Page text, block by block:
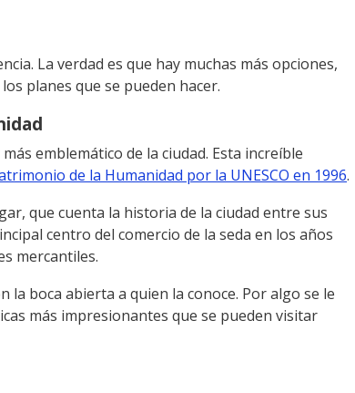
La verdad es que hay muchas más opciones,
planes que se pueden hacer.
emblemático de la ciudad. Esta increíble
de la Humanidad por la UNESCO en 1996.
que cuenta la historia de la ciudad entre sus
centro del comercio de la seda en los años
mercantiles.
la boca abierta a quien la conoce. Por algo se le
más impresionantes que se pueden visitar